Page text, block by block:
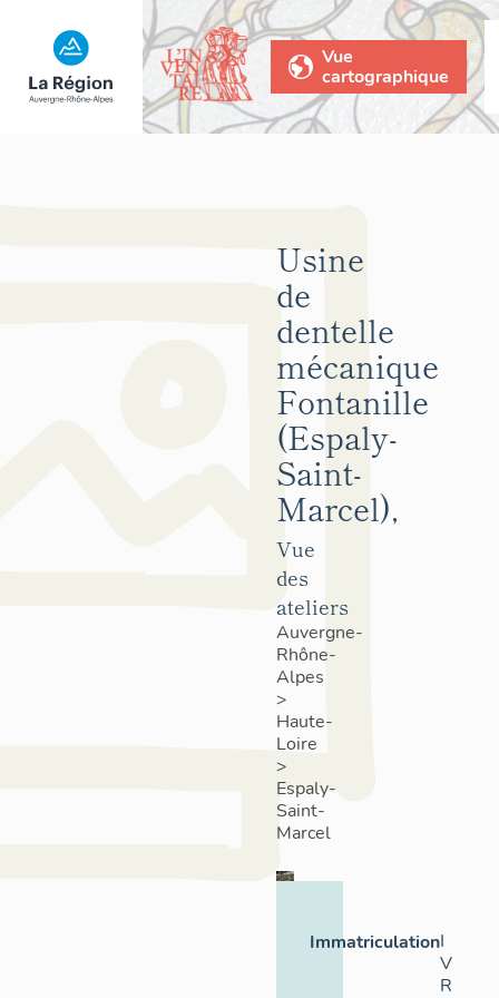
Vue
cartographique
Usine
de
dentelle
mécanique
Fontanille
(Espaly-
Saint-
Marcel),
Vue
des
ateliers
Auvergne-
Rhône-
Alpes
>
Haute-
Loire
>
Espaly-
Saint-
Marcel
ImmatriculationI
V
R